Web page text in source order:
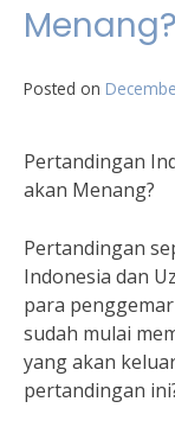
Menang?
Posted on
Pertandingan
akan Menang?
Pertandingan
Indonesia dan
para
sudah mulai
yang akan
pertandingan